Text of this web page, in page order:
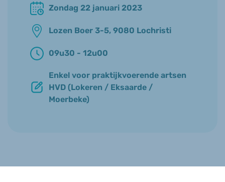
Zondag 22 januari 2023
Lozen Boer 3-5, 9080 Lochristi
09u30 - 12u00
Enkel voor praktijkvoerende artsen
HVD (Lokeren / Eksaarde /
Moerbeke)
HVD Nieuwsjaarsbrunch